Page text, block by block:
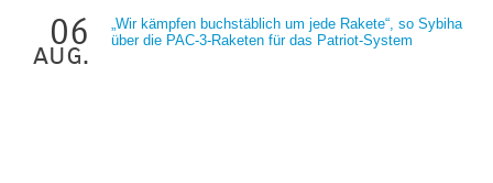
06
aug.
„Wir kämpfen buchstäblich um jede Rakete“, so Sybiha
über die PAC-3-Raketen für das Patriot-System